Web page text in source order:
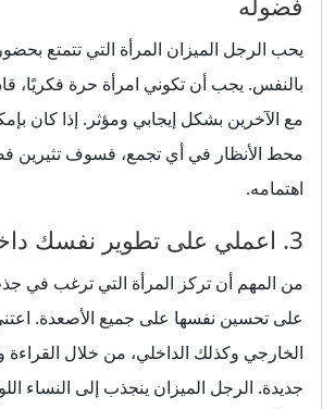
يحب الرجل الميزان المرأة التي تتمتع
بالنفس. يجب أن تكوني امرأة حرة فكريًا،
مع الآخرين بشكل إيجابي ومؤثر. إذا كان
محط الأنظار في أي تجمع، فسوف تثيرين
اهتمامه.
3. اعملي على تطوير نفسك داخليًا وخارجيًا
من المهم أن تركز المرأة التي ترغب في
على تحسين نفسها على جميع الأصعدة.
الخارجي وكذلك الداخلي، من خلال القراءة
جديدة. الرجل الميزان ينجذب إلى النساء